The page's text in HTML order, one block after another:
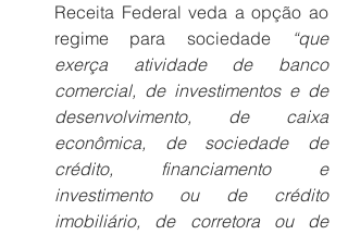
Receita Federal veda a opção ao
regime para sociedade
“que
exerça atividade de banco
comercial, de investimentos e de
desenvolvimento, de caixa
econômica, de sociedade de
crédito, financiamento e
investimento ou de crédito
imobiliário, de corretora ou de